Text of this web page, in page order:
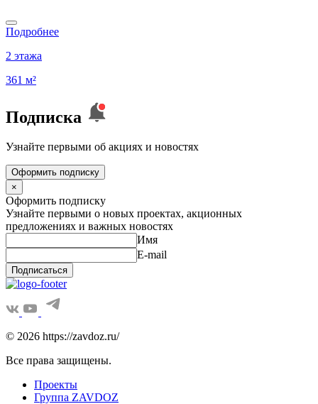
Подробнее
2 этажа
361 м²
Подписка
Узнайте первыми об акциях и новостях
Оформить подписку
×
Оформить подписку
Узнайте первыми о новых проектах, акционных
предложениях и важных новостях
Имя
E-mail
Подписаться
© 2026 https://zavdoz.ru/
Все права защищены.
Проекты
Группа ZAVDOZ